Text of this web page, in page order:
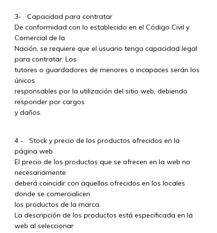
3- Capacidad para contratar
De conformidad con lo establecido en el Código Civil y
Comercial de la
Nación, se requiere que el usuario tenga capacidad legal
para contratar. Los
tutores o guardadores de menores o incapaces serán los
únicos
responsables por la utilización del sitio web, debiendo
responder por cargos
y daños.
4 - Stock y precio de los productos ofrecidos en la
página web
El precio de los productos que se ofrecen en la web no
necesariamente
deberá coincidir con aquellos ofrecidos en los locales
donde se comercialicen
los productos de la marca.
La descripción de los productos está especificada en la
web al seleccionar